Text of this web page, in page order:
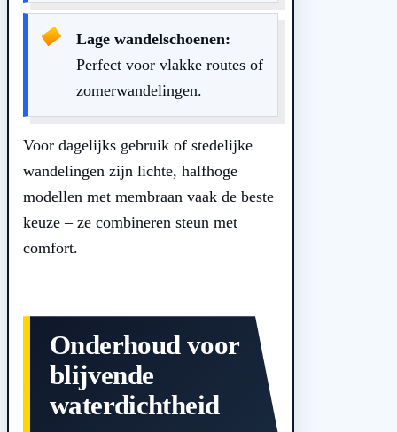
Lage wandelschoenen:
Perfect voor vlakke routes of
zomerwandelingen.
Voor dagelijks gebruik of stedelijke
wandelingen zijn lichte, halfhoge
modellen met membraan vaak de beste
keuze – ze combineren steun met
comfort.
Onderhoud voor
blijvende
waterdichtheid